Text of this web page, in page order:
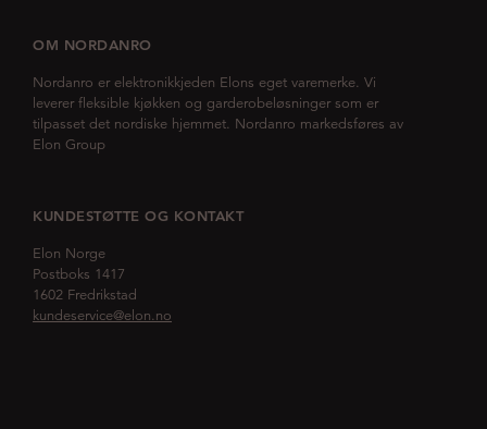
OM NORDANRO
Nordanro er elektronikkjeden Elons eget varemerke. Vi
leverer fleksible kjøkken og garderobeløsninger som er
tilpasset det nordiske hjemmet. Nordanro markedsføres av
Elon Group
KUNDESTØTTE OG KONTAKT
Elon Norge
Postboks 1417
1602 Fredrikstad
kundeservice@elon.no